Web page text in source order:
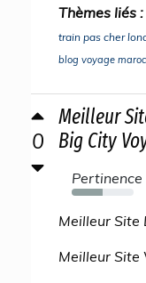
Thèmes liés :
train pas cher
blog voyage
0
Meilleur
Big City
Pertinence
50%
Meilleur Site
Meilleur Site